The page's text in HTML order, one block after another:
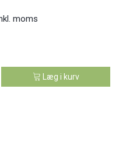
moms
Læg i kurv